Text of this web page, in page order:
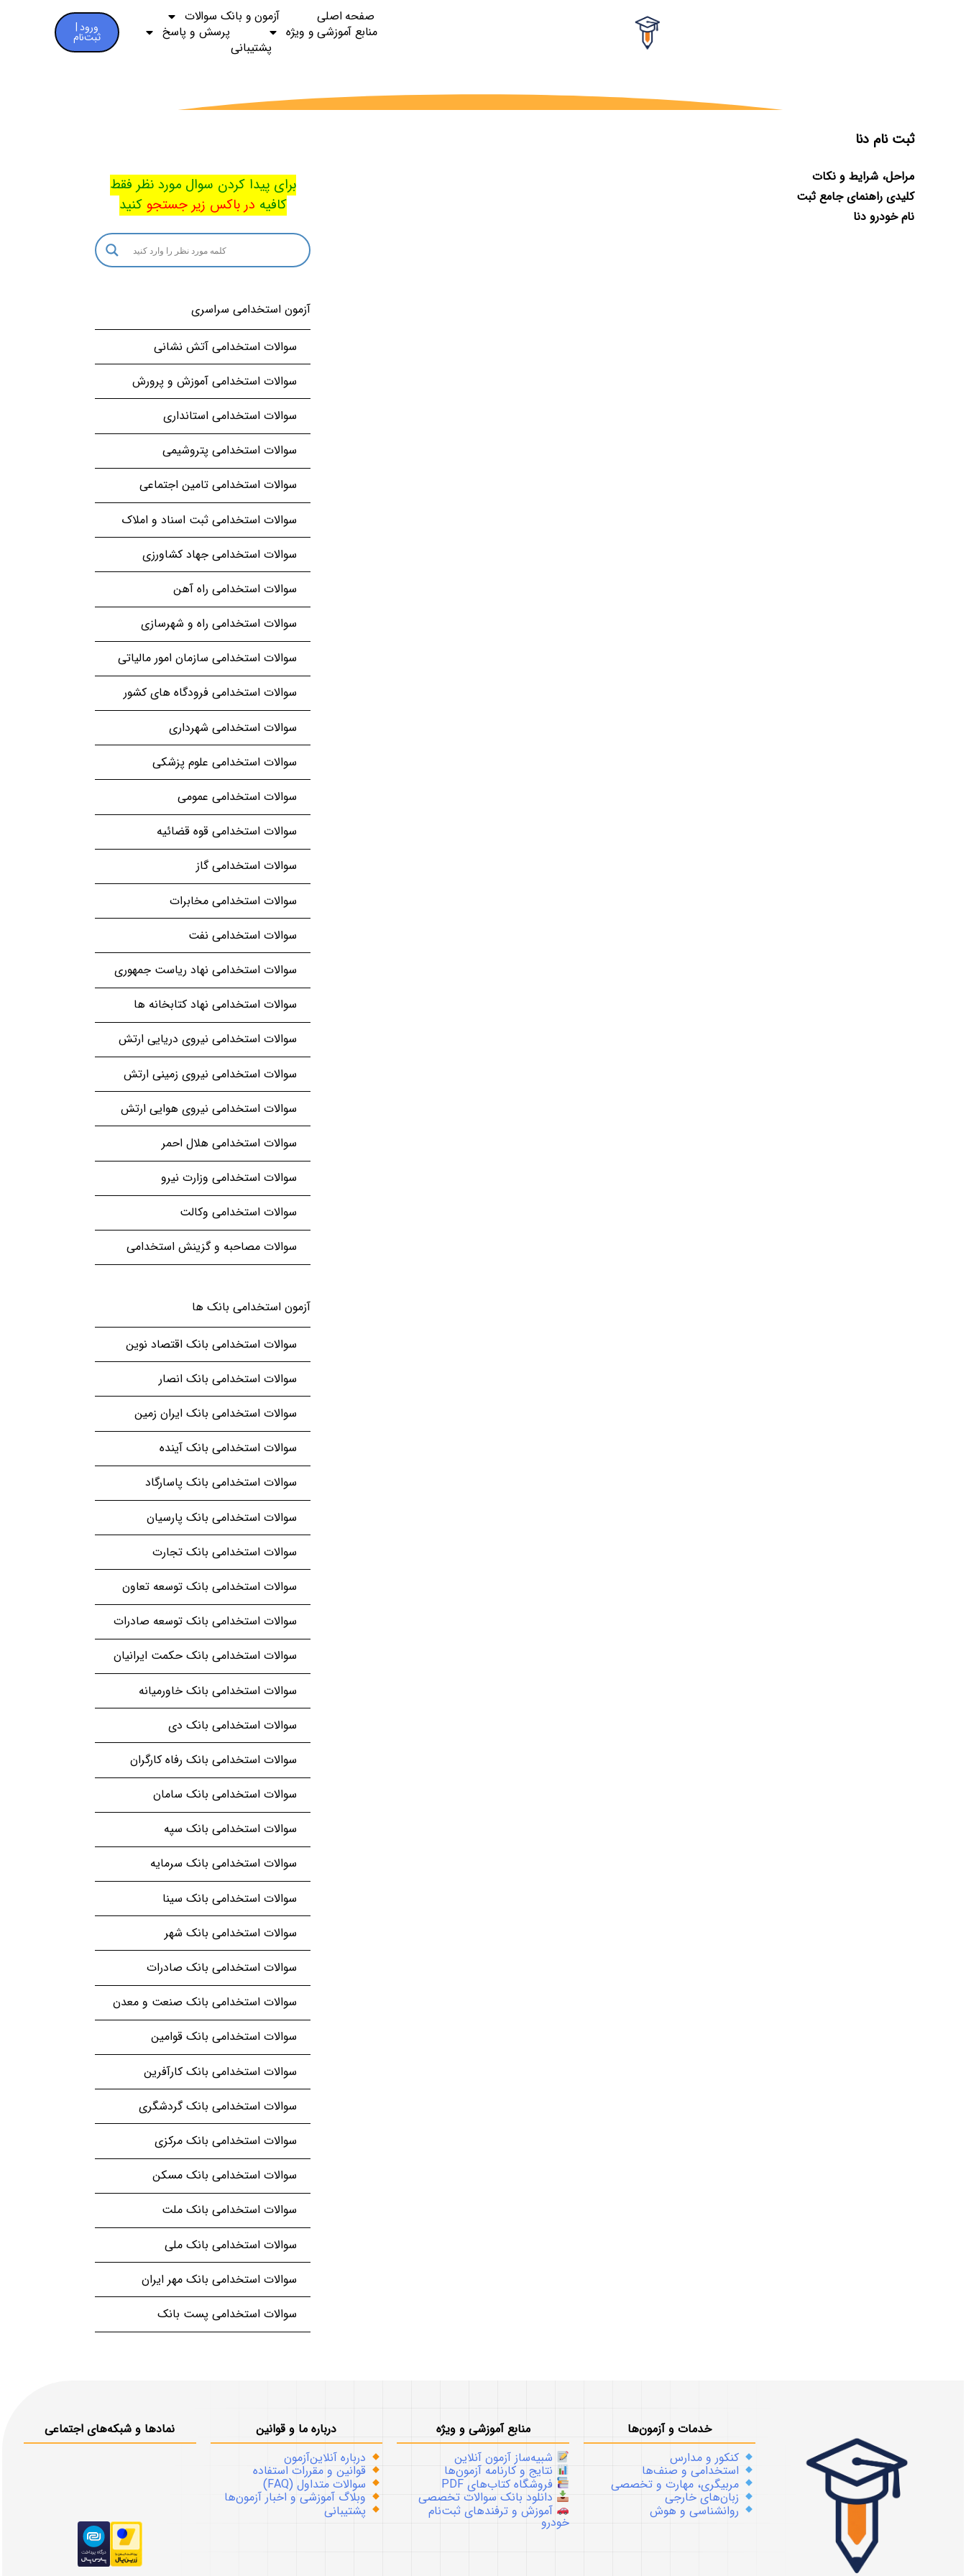
صفحه اصلی
آزمون و بانک سوالات
منابع آموزشی و ویژه
پرسش و پاسخ
پشتیبانی
ورود |
ثبت‌نام
ثبت نام دنا
مراحل، شرایط و نکات
کلیدی راهنمای جامع ثبت
نام خودرو دنا
برای پیدا کردن سوال مورد نظر فقط
کافیه در باکس زیر جستجو کنید
آزمون استخدامی سراسری
سوالات استخدامی آتش نشانی
سوالات استخدامی آموزش و پرورش
سوالات استخدامی استانداری
سوالات استخدامی پتروشیمی
سوالات استخدامی تامین اجتماعی
سوالات استخدامی ثبت اسناد و املاک
سوالات استخدامی جهاد کشاورزی
سوالات استخدامی راه آهن
سوالات استخدامی راه و شهرسازی
سوالات استخدامی سازمان امور مالیاتی
سوالات استخدامی فرودگاه های کشور
سوالات استخدامی شهرداری
سوالات استخدامی علوم پزشکی
سوالات استخدامی عمومی
سوالات استخدامی قوه قضائیه
سوالات استخدامی گاز
سوالات استخدامی مخابرات
سوالات استخدامی نفت
سوالات استخدامی نهاد ریاست جمهوری
سوالات استخدامی نهاد کتابخانه ها
سوالات استخدامی نیروی دریایی ارتش
سوالات استخدامی نیروی زمینی ارتش
سوالات استخدامی نیروی هوایی ارتش
سوالات استخدامی هلال احمر
سوالات استخدامی وزارت نیرو
سوالات استخدامی وکالت
سوالات مصاحبه و گزینش استخدامی
آزمون استخدامی بانک ها
سوالات استخدامی بانک اقتصاد نوین
سوالات استخدامی بانک انصار
سوالات استخدامی بانک ایران زمین
سوالات استخدامی بانک آینده
سوالات استخدامی بانک پاسارگاد
سوالات استخدامی بانک پارسیان
سوالات استخدامی بانک تجارت
سوالات استخدامی بانک توسعه تعاون
سوالات استخدامی بانک توسعه صادرات
سوالات استخدامی بانک حکمت ایرانیان
سوالات استخدامی بانک خاورمیانه
سوالات استخدامی بانک دی
سوالات استخدامی بانک رفاه کارگران
سوالات استخدامی بانک سامان
سوالات استخدامی بانک سپه
سوالات استخدامی بانک سرمایه
سوالات استخدامی بانک سینا
سوالات استخدامی بانک شهر
سوالات استخدامی بانک صادرات
سوالات استخدامی بانک صنعت و معدن
سوالات استخدامی بانک قوامین
سوالات استخدامی بانک کارآفرین
سوالات استخدامی بانک گردشگری
سوالات استخدامی بانک مرکزی
سوالات استخدامی بانک مسکن
سوالات استخدامی بانک ملت
سوالات استخدامی بانک ملی
سوالات استخدامی بانک مهر ایران
سوالات استخدامی پست بانک
خدمات و آزمون‌ها
کنکور و مدارس
استخدامی و صنف‌ها
مربیگری، مهارت و تخصصی
زبان‌های خارجی
روانشناسی و هوش
منابع آموزشی و ویژه
شبیه‌ساز آزمون آنلاین
نتایج و کارنامه آزمون‌ها
فروشگاه کتاب‌های PDF
دانلود بانک سوالات تخصصی
آموزش و ترفندهای ثبت‌نام
خودرو
درباره ما و قوانین
درباره آنلاین‌آزمون
قوانین و مقررات استفاده
سوالات متداول (FAQ)
وبلاگ آموزشی و اخبار آزمون‌ها
پشتیبانی
نمادها و شبکه‌های اجتماعی